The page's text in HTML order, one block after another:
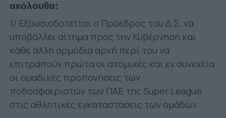
ακόλουθα:
1/ Εξουσιοδοτείται ο Πρόεδρος του Δ.Σ. να
υποβάλλει αίτημα προς την Κυβέρνηση και
κάθε άλλη αρμόδια αρχή περί του να
επιτραπούν πρώτα οι ατομικές και εν συνεχεία
οι ομαδικές προπονήσεις των
ποδοσφαιριστών των ΠΑΕ της Super League
στις αθλητικές εγκαταστάσεις των ομάδων.